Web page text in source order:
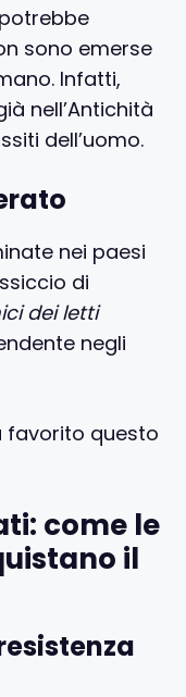
sono emerse
Infatti,
nell’Antichità
dell’uomo.
nei paesi
di
dei letti
negli
favorito questo
come le
il